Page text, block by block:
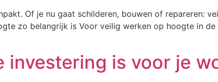
Of je nu gaat schilderen, bouwen of repareren:
zo belangrijk is Voor veilig werken op hoogte in
investering is voor je